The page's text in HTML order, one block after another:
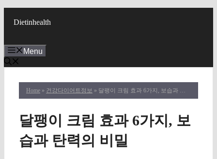
Dietinhealth
Menu
Home » 건강다이어트정보 » 달팽이 크림 효과 6가지, 보습과 탄력의 비밀
달팽이 크림 효과 6가지, 보
습과 탄력의 비밀